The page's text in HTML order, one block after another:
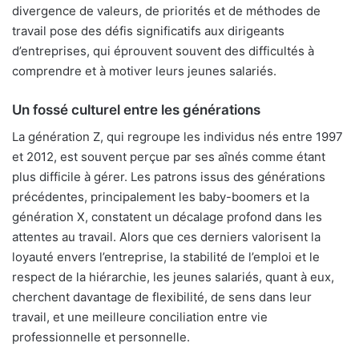
divergence de valeurs, de priorités et de méthodes de
travail pose des défis significatifs aux dirigeants
d’entreprises, qui éprouvent souvent des difficultés à
comprendre et à motiver leurs jeunes salariés.
Un fossé culturel entre les générations
La génération Z, qui regroupe les individus nés entre 1997
et 2012, est souvent perçue par ses aînés comme étant
plus difficile à gérer. Les patrons issus des générations
précédentes, principalement les baby-boomers et la
génération X, constatent un décalage profond dans les
attentes au travail. Alors que ces derniers valorisent la
loyauté envers l’entreprise, la stabilité de l’emploi et le
respect de la hiérarchie, les jeunes salariés, quant à eux,
cherchent davantage de flexibilité, de sens dans leur
travail, et une meilleure conciliation entre vie
professionnelle et personnelle.